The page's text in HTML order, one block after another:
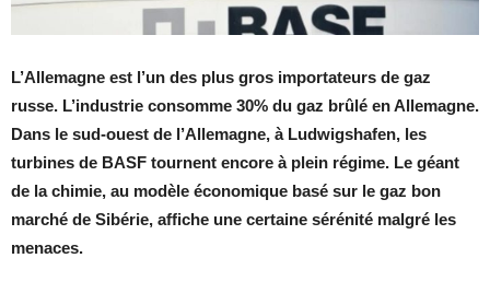
L’Allemagne est l’un des plus gros importateurs de gaz
russe. L’industrie consomme 30% du gaz brûlé en Allemagne.
Dans le sud-ouest de l’Allemagne, à Ludwigshafen, les
turbines de BASF tournent encore à plein régime. Le géant
de la chimie, au modèle économique basé sur le gaz bon
marché de Sibérie, affiche une certaine sérénité malgré les
menaces.